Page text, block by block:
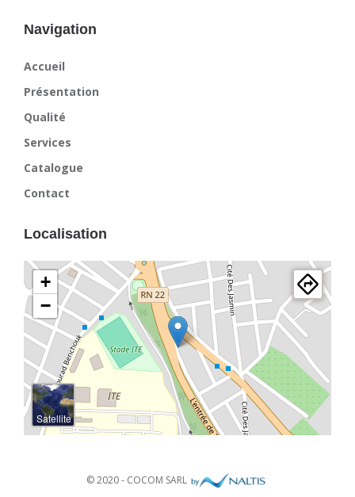
Navigation
Accueil
Présentation
Qualité
Services
Catalogue
Contact
Localisation
Satellite
+
−
© 2020 - COCOM SARL